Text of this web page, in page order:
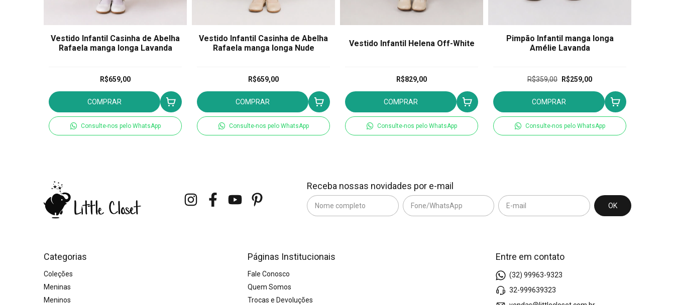
Vestido Infantil Casinha de Abelha
Rafaela manga longa Lavanda
R$659,00
COMPRAR
Consulte-nos pelo WhatsApp
Vestido Infantil Casinha de Abelha
Rafaela manga longa Nude
R$659,00
COMPRAR
Consulte-nos pelo WhatsApp
Vestido Infantil Helena Off-White
R$829,00
COMPRAR
Consulte-nos pelo WhatsApp
Pimpão Infantil manga longa
Amélie Lavanda
R$359,00 R$259,00
COMPRAR
Consulte-nos pelo WhatsApp
Receba nossas novidades por e-mail
Categorias
Coleções
Meninas
Meninos
Páginas Institucionais
Fale Conosco
Quem Somos
Trocas e Devoluções
Entre em contato
(32) 99963-9323
32-999639323